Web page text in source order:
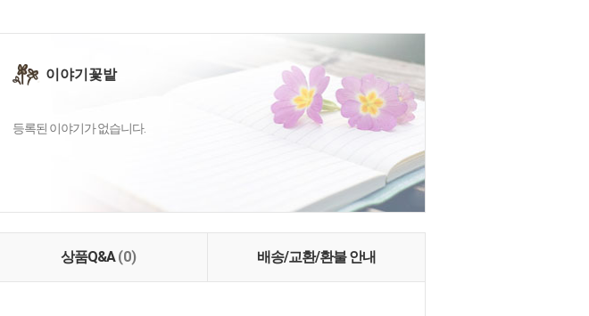
이야기꽃밭
등록된 이야기가 없습니다.
상품Q&A(0) 배송/교환/환불 안내